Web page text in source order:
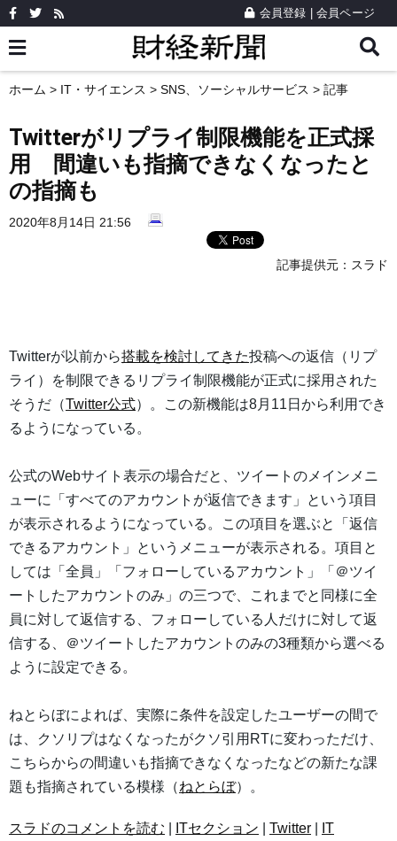
会員登録 会員ページ
ホーム > IT・サイエンス > SNS、ソーシャルサービス > 記事
Twitterがリプライ制限機能を正式採
用 間違いも指摘できなくなったと
の指摘も
2020年8月14日 21:56
記事提供元： スラド
Twitterが以前から搭載を検討してきた投稿への返信（リプ
ライ）を制限できるリプライ制限機能が正式に採用された
そうだ（Twitter公式）。この新機能は8月11日から利用でき
るようになっている。
公式のWebサイト表示の場合だと、ツイートのメインメニ
ューに「すべてのアカウントが返信できます」という項目
が表示されるようになっている。この項目を選ぶと「返信
できるアカウント」というメニューが表示される。項目と
しては「全員」「フォローしているアカウント」「＠ツイ
ートしたアカウントのみ」の三つで、これまでと同様に全
員に対して返信する、フォローしている人だけに対して返
信する、＠ツイートしたアカウントのみの3種類から選べる
ように設定できる。
ねとらぼによれば、実際に条件を設定したユーザーの間で
は、クソリプはなくなったがクソ引用RTに変わっただけ、
こちらからの間違いも指摘できなくなったなどの新たな課
題も指摘されている模様（ねとらぼ）。
スラドのコメントを読む ITセクション Twitter IT